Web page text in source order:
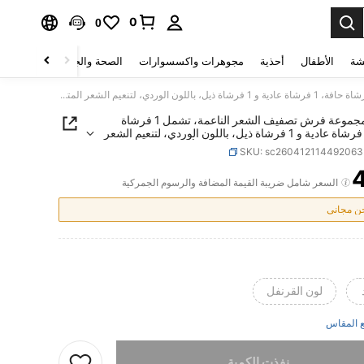
0
0
الأطفال أحذية مجوهرات واكسسوارات الصحة والجمال
3 قطع مجموعة فرش تصفيف الشعر الناعمة، تشمل 1 فرشاة حافة، 1 فرشاة عادية و 1 فرشاة ذيل، باللون الوردي، لتنعيم الشعر المتشابك والمنفوش، مع اكسسوارات وردية، أداة تصفيف، طقم أدوات تصفيف الشعر، للسفر، عيد الميلاد
3 قطع مجموعة فرش تصفيف الشعر الناعمة، تشمل 1 فرشاة
حافة، 1 فرشاة عادية و 1 فرشاة ذيل، باللون الوردي، لتنعيم الشعر
والمنفوش، مع اكسسوارات وردية، أداة تصفيف، طقم
الشعر، للسفر، عيد الميلاد
SKU:
PRICE AND
السعر شامل ضريبة القيمة المضافة والرسوم الجمركية
مجاني
لون القرنفل
المقاس